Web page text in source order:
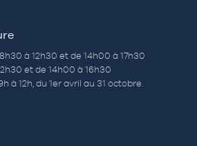
à 12h30 et de 14h00 à 17h30
et de 14h00 à 16h30
à 12h, du 1er avril au 31 octobre.